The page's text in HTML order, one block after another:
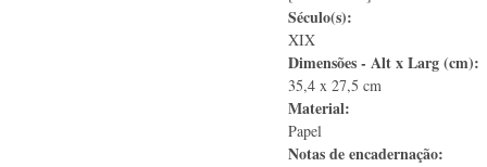
Século(s):
XIX
Dimensões - Alt x Larg (cm):
35,4 x 27,5 cm
Material:
Papel
Notas de encadernação: